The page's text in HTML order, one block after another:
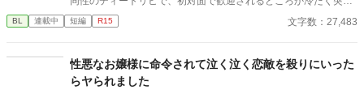
放されてしまう。 『必要最低限関わるな』 『愛人を作るな』
『男遊びならしてもいい』 ディートリヒから実家の借金を完済す
め上手なラキの周りには可愛い令息が集まり、推し活状態に。 一
方、ディートリヒだけが嫉妬で胃を痛める日々。 ラキへの恋心を
BL 連載中 短編 R15 文字数：27,483
性悪なお嬢様に命令されて泣く泣く恋敵を殺りにいった
らヤられました